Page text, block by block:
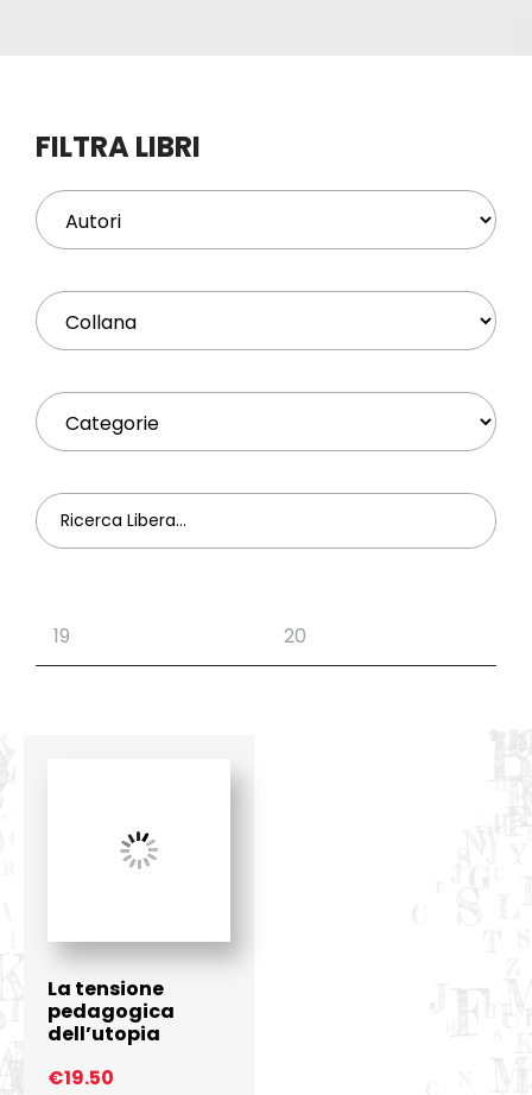
Profilo
FILTRA LIBRI
La tensione
pedagogica
dell’utopia
€19.50